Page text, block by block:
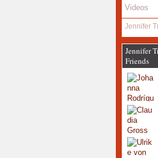
Videos
Jennifer
Jennifer
Friends